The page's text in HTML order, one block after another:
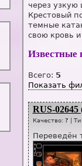
через узкую
Крестовый
темные
свою кровь
Известные
Всего: 5
Показать
RUS-02645
Качество: ? |
Переведён